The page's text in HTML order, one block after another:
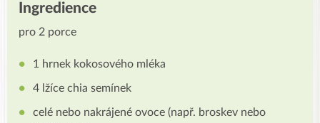
Ingredience
pro 2 porce
1 hrnek kokosového mléka
4 lžíce chia semínek
celé nebo nakrájené ovoce (např. broskev nebo